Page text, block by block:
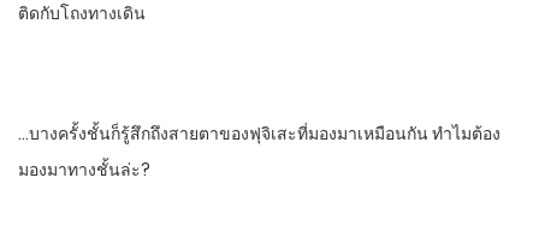
ติดกับโถงทางเดิน
…บางครั้งชั้นก็รู้สึกถึงสายตาของฟุจิเสะที่มองมาเหมือนกัน​ ทําไมต้อง
มองมาทางชั้นล่ะ?